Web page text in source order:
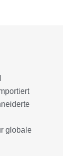
globale